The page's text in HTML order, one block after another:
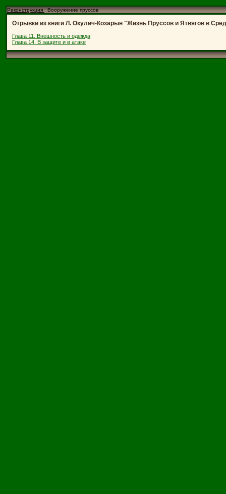
РеконструкцияВооружение пруссов
Отрывки из книги Л. Окулич-Козарын "Жизнь Пруссов и Ятвягов в
Глава 11. Внешность и одежда
Глава 14. В защите и в атаке